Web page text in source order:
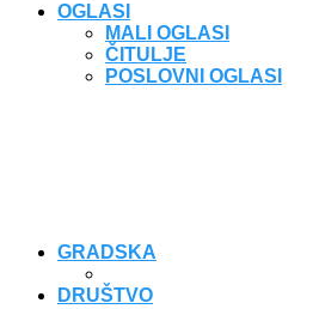
OGLASI
MALI OGLASI
ČITULJE
POSLOVNI OGLASI
GRADSKA
DRUŠTVO